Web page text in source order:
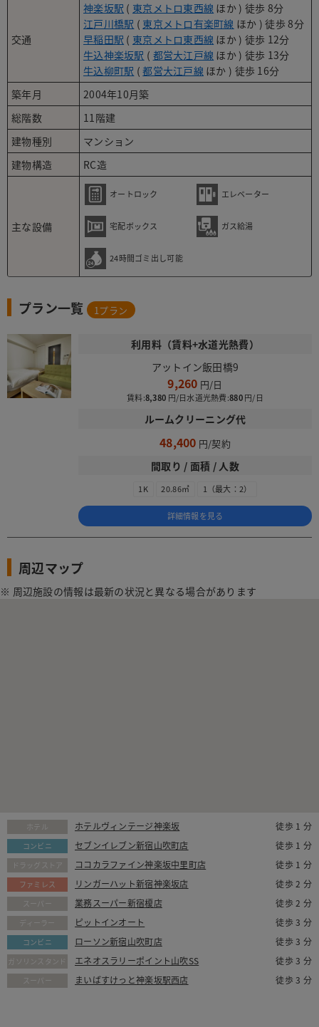
交通
神楽坂駅 ( 東京メトロ東西線 ほか ) 徒歩 8分
江戸川橋駅 ( 東京メトロ有楽町線 ほか ) 徒歩 8分
早稲田駅 ( 東京メトロ東西線 ほか ) 徒歩 12分
牛込神楽坂駅 ( 都営大江戸線 ほか ) 徒歩 13分
牛込柳町駅 (都営大江戸線 ほか ) 徒歩 16分
築年月
2004年10月築
総階数
11階建
建物種別
マンション
建物構造
RC造
主な設備
オートロック エレベーター
宅配ボックス ガス給湯
24時間ゴミ出し可能
プラン一覧 1プラン
利用料（賃料+水道光熱費）
アットイン飯田橋9
9,260
賃料:8,380 水道光熱費:880
ルームクリーニング代
48,400
間取り / 面積 / 人数
1K 20.86㎡ 1（最大：2）
詳細情報を見る
周辺マップ
※ 周辺施設の情報は最新の状況と異なる場合があります
ホテル ホテルヴィンテージ神楽坂 徒歩 1 分
コンビニ セブンイレブン新宿山吹町店 徒歩 1 分
ドラッグストア ココカラファイン神楽坂中里町店 徒歩 1 分
ファミレス リンガーハット新宿神楽坂店 徒歩 2 分
スーパー 業務スーパー新宿榎店 徒歩 2 分
ディーラー ピットインオート 徒歩 3 分
コンビニ ローソン新宿山吹町店 徒歩 3 分
ガソリンスタンド エネオスラリーポイント山吹SS 徒歩 3 分
スーパー まいばすけっと神楽坂駅西店 徒歩 3 分